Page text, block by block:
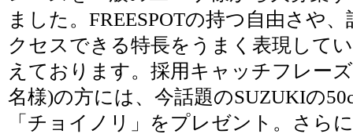
ました。FREESPOTの持つ自由さや
クセスできる特長をうまく表現して
えております。採用キャッチフレー
名様)の方には、今話題のSUZUKIの
「チョイノリ」をプレゼント。さら